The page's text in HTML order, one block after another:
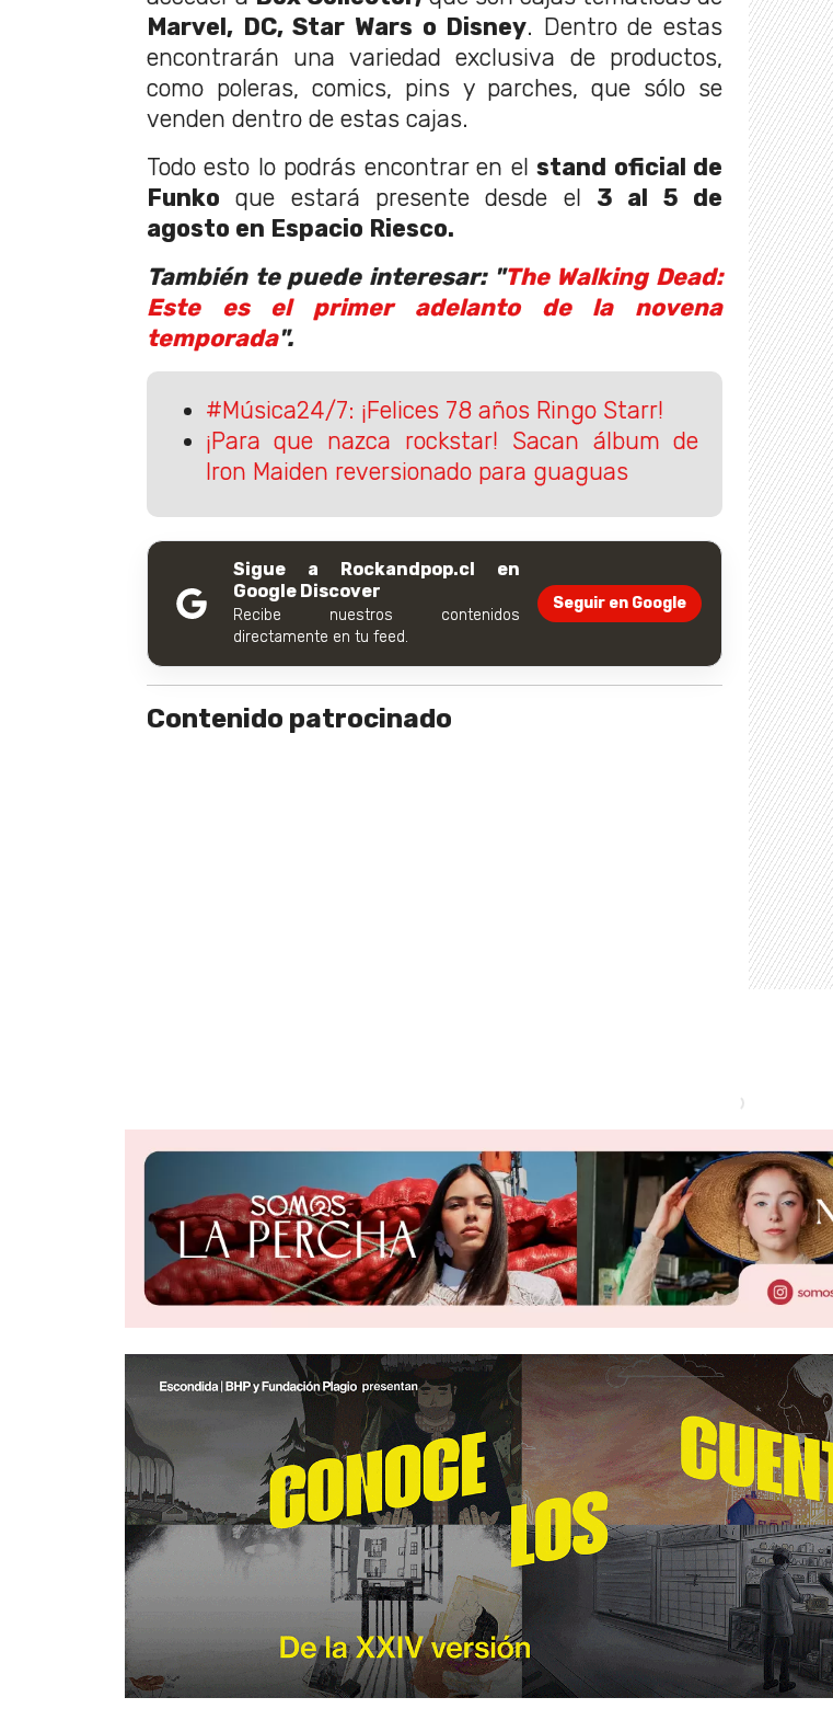
Marvel, DC, Star Wars o Disney. Dentro de estas
encontrarán una variedad exclusiva de productos,
como poleras, comics, pins y parches, que sólo se
venden dentro de estas cajas.
Todo esto lo podrás encontrar en elstand oficial de
Funko que estará presente desde el 3 al 5 de
agosto en Espacio Riesco.
También te puede interesar: "The Walking Dead:
Este es el primer adelanto de la novena
temporada".
#Música24/7: ¡Felices 78 años Ringo Starr!
¡Para que nazca rockstar! Sacan álbum de
Iron Maiden reversionado para guaguas
Sigue a Rockandpop.cl en
Google Discover
Recibe nuestros contenidos
directamente en tu feed.
Seguir en Google
Contenido patrocinado